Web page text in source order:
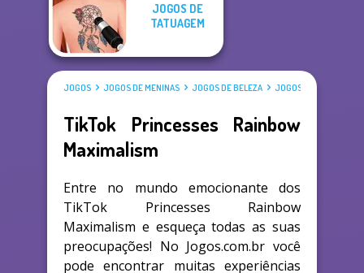
JOGOS DE
TATUAGEM
JOGOS JOGOS DE MENINAS JOGOS DE BELEZA JOGOS DE VESTIR
TikTok Princesses Rainbow
Maximalism
Entre no mundo emocionante dos
TikTok Princesses Rainbow
Maximalism e esqueça todas as suas
preocupações! No Jogos.com.br você
pode encontrar muitas experiências